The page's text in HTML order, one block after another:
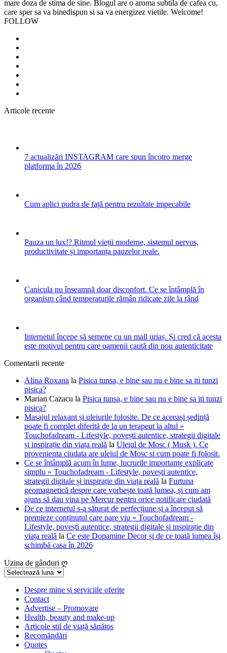
mare doza de stima de sine. Blogul are o aroma subtila de cafea cu,
care sper sa va binedispun si sa va energizez vietile. Welcome!
FOLLOW
Articole recente
7 actualizări INSTAGRAM care spun încotro merge
platforma în 2026
Cum aplici pudra de față pentru rezultate impecabile
Pauza un lux!? Ritmul vieții moderne, sistemul nervos,
productivitate și importanța pauzelor reale.
Canicula nu înseamnă doar disconfort. Ce se întâmplă în
organism când temperaturile rămân ridicate zile la rând
Internetul începe să semene cu un mall uriaș. Și cred că acesta
este motivul pentru care oamenii caută din nou autenticitate
Comentarii recente
Alina Roxana la Pisica tunsa, e bine sau nu e bine sa iti tunzi
pisica?
Marian Cazacu la Pisica tunsa, e bine sau nu e bine sa iti tunzi
pisica?
Masajul relaxant și uleiurile folosite. De ce aceeași ședință
poate fi complet diferită de la un terapeut la altul »
Touchofadream - Lifestyle, povești autentice, strategii digitale
și inspirație din viața reală la Uleiul de Mosc ( Musk ). Ce
provenienta ciudata are uleiul de Mosc si cum poate fi folosit.
Ce se întâmplă acum în lume, lucrurile importante explicate
simplu » Touchofadream - Lifestyle, povești autentice,
strategii digitale și inspirație din viața reală la Furtuna
geomagnetică despre care vorbește toată lumea, și cum am
ajuns să dau vina pe Mercur pentru orice notificare ciudată
De ce internetul s-a săturat de perfecțiune și a început să
premieze conținutul care pare viu » Touchofadream -
Lifestyle, povești autentice, strategii digitale și inspirație din
viața reală la Ce este Dopamine Decor și de ce toată lumea își
schimbă casa în 2026
Uzina de gânduri ღ
Uzina
gânduriDespre mine și serviciile oferite
Contact
Advertise – Promovare
Health, beauty and make-up
Articole stil de viață sănătos
Recomăndări
Quotes